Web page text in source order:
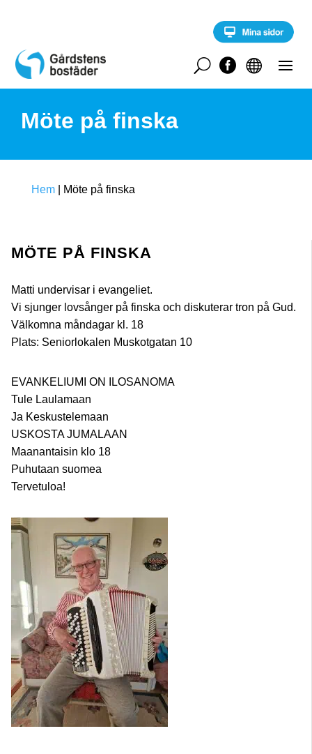
c
n


U
Möte på finska
Hem Möte på finska
MÖTE PÅ FINSKA
Matti undervisar i evangeliet.
Vi sjunger lovsånger på finska och diskuterar tron på Gud.
Välkomna måndagar kl. 18
Plats: Seniorlokalen Muskotgatan 10
EVANKELIUMI ON ILOSANOMA
Tule Laulamaan
Ja Keskustelemaan
USKOSTA JUMALAAN
Maanantaisin klo 18
Puhutaan suomea
Tervetuloa!